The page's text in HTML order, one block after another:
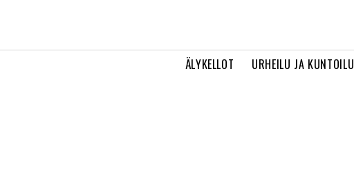
ÄLYKELLOT URHEILU JA KUNTOILU